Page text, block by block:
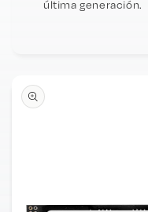
última generación.